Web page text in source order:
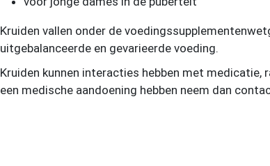
Kruiden vallen onder de
uitgebalanceerde en gevarieerde voeding.
Kruiden kunnen interacties hebben met
een medische aandoening hebben neem dan